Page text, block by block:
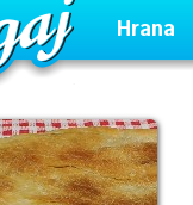
Hrana